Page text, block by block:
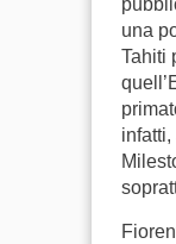
una
Tahiti